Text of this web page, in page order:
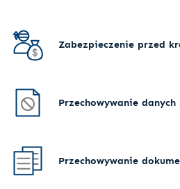
Zabezpieczenie przed
Przechowywanie danych
Przechowywanie